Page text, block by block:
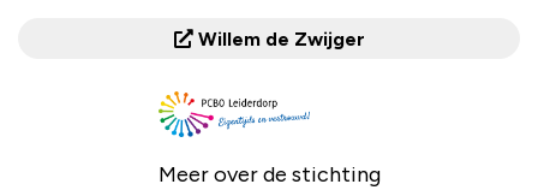
Willem de Zwijger
Meer over de stichting